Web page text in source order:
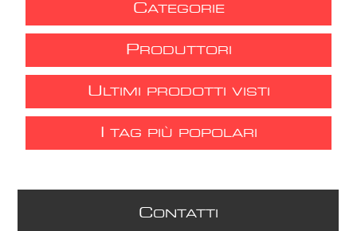
CATEGORIE
PRODUTTORI
U LTIMI PRODOTTI VISTI
TAG PIÙ POPOLARI
CONTATTI